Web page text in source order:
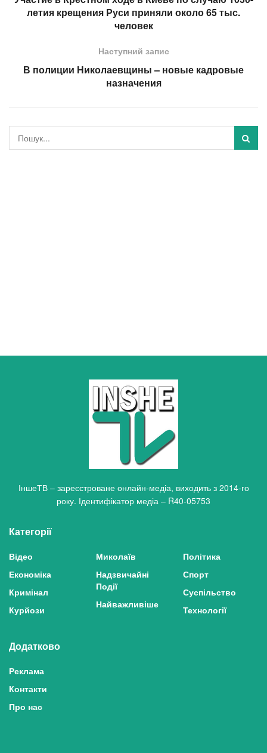
летия крещения Руси приняли около 65 тыс.
человек
Наступний запис
В полиции Николаевщины – новые кадровые
назначения
ІншеТВ – зареєстроване онлайн-медіа, виходить з 2014-го
року. Ідентифікатор медіа – R40-05753
Категорії
Відео
Економіка
Кримінал
Курйози
Миколаїв
Надзвичайні
Події
Найважливіше
Політика
Спорт
Суспільство
Технології
Додатково
Реклама
Контакти
Про нас